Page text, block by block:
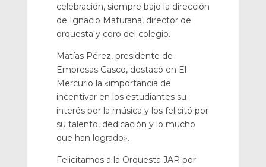
celebración, siempre bajo la dirección
de Ignacio Maturana, director de
orquesta y coro del colegio.
Matías Pérez, presidente de
Empresas Gasco, destacó en El
Mercurio la «importancia de
incentivar en los estudiantes su
interés por la música y los felicitó por
su talento, dedicación y lo mucho
que han logrado».
Felicitamos a la Orquesta JAR por